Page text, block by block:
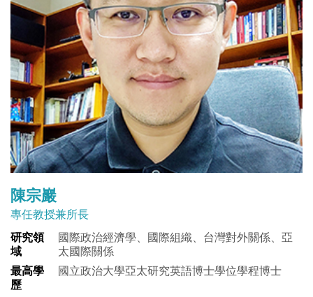
陳宗巖
專任教授兼所長
研究領
域
國際政治經濟學、國際組織、台灣對外關係、亞
太國際關係
最高學
歷
國立政治大學亞太研究英語博士學位學程博士